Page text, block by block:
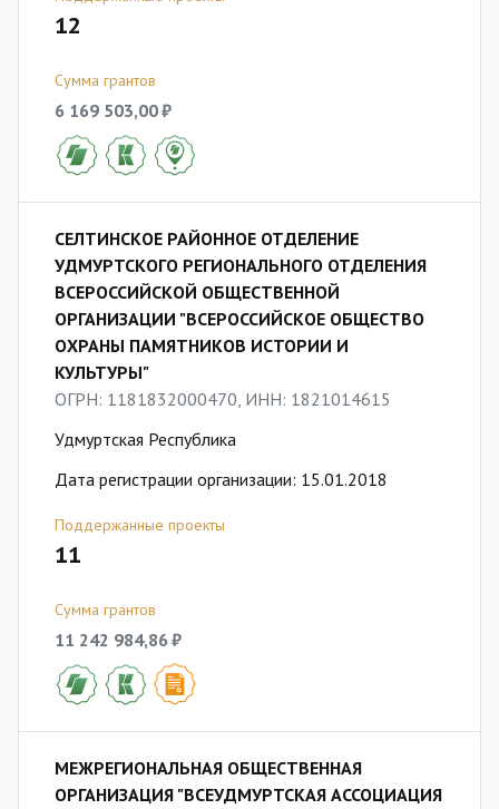
12
Сумма грантов
6 169 503,00 ₽
СЕЛТИНСКОЕ РАЙОННОЕ ОТДЕЛЕНИЕ
УДМУРТСКОГО РЕГИОНАЛЬНОГО ОТДЕЛЕНИЯ
ВСЕРОССИЙСКОЙ ОБЩЕСТВЕННОЙ
ОРГАНИЗАЦИИ "ВСЕРОССИЙСКОЕ ОБЩЕСТВО
ОХРАНЫ ПАМЯТНИКОВ ИСТОРИИ И
КУЛЬТУРЫ"
ОГРН: 1181832000470, ИНН: 1821014615
Удмуртская Республика
Дата регистрации организации: 15.01.2018
Поддержанные проекты
11
Сумма грантов
11 242 984,86 ₽
МЕЖРЕГИОНАЛЬНАЯ ОБЩЕСТВЕННАЯ
ОРГАНИЗАЦИЯ "ВСЕУДМУРТСКАЯ АССОЦИАЦИЯ